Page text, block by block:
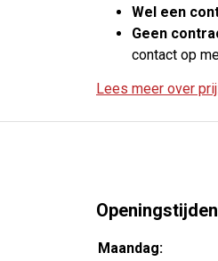
Wel een
Geen
contact op
Lees meer over
Openingstijden
Maandag: